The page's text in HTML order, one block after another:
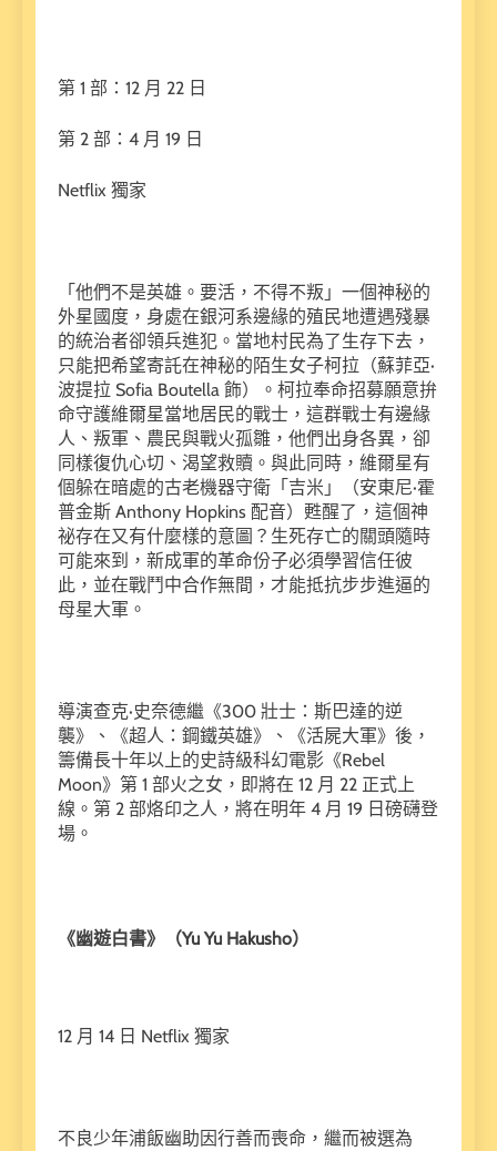
第 1 部：12 月 22 日
第 2 部：4 月 19 日
Netflix 獨家
「他們不是英雄。要活，不得不叛」一個神秘的
外星國度，身處在銀河系邊緣的殖民地遭遇殘暴
的統治者卻領兵進犯。當地村民為了生存下去，
只能把希望寄託在神秘的陌生女子柯拉（蘇菲亞·
波提拉 Sofia Boutella 飾）。柯拉奉命招募願意拚
命守護維爾星當地居民的戰士，這群戰士有邊緣
人、叛軍、農民與戰火孤雛，他們出身各異，卻
同樣復仇心切、渴望救贖。與此同時，維爾星有
個躲在暗處的古老機器守衛「吉米」（安東尼·霍
普金斯 Anthony Hopkins 配音）甦醒了，這個神
祕存在又有什麼樣的意圖？生死存亡的關頭隨時
可能來到，新成軍的革命份子必須學習信任彼
此，並在戰鬥中合作無間，才能抵抗步步進逼的
母星大軍。
導演查克·史奈德繼《300 壯士：斯巴達的逆
襲》、《超人：鋼鐵英雄》、《活屍大軍》後，
籌備長十年以上的史詩級科幻電影《Rebel
Moon》第 1 部火之女，即將在 12 月 22 正式上
線。第 2 部烙印之人，將在明年 4 月 19 日磅礴登
場。
《幽遊白書》（Yu Yu Hakusho）
12 月 14 日 Netflix 獨家
不良少年浦飯幽助因行善而喪命，繼而被選為